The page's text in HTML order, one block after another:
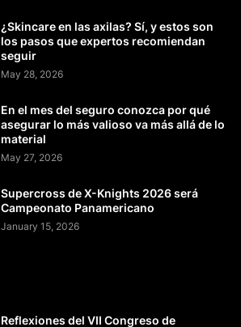
¿Skincare en las axilas? Sí, y estos son
los pasos que expertos recomiendan
seguir
May 28, 2026
En el mes del seguro conozca por qué
asegurar lo más valioso va más allá de lo
material
May 27, 2026
Supercross de X-Knights 2026 será
Campeonato Panamericano
January 15, 2026
Reflexiones del VII Congreso de